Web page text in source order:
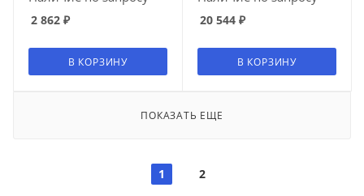
2 862 ₽
В КОРЗИНУ
20 544 ₽
В КОРЗИНУ
ПОКАЗАТЬ ЕЩЕ
1 2